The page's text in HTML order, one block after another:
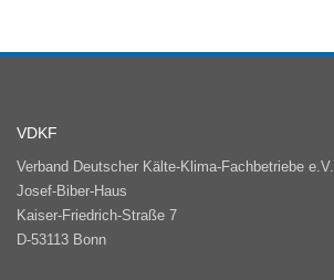
VDKF
Verband Deutscher Kälte-Klima-Fachbetriebe e.V.
Josef-Biber-Haus
Kaiser-Friedrich-Straße 7
D-53113 Bonn